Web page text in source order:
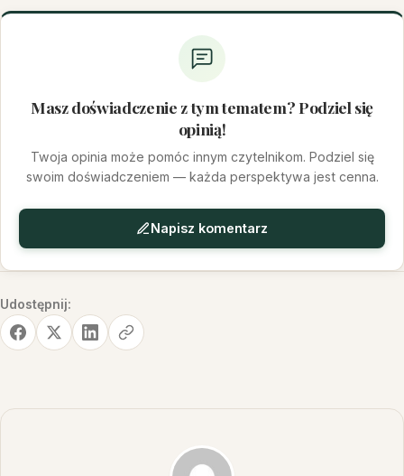
Masz doświadczenie z tym tematem? Podziel się
opinią!
Twoja opinia może pomóc innym czytelnikom. Podziel się
swoim doświadczeniem — każda perspektywa jest cenna.
Napisz komentarz
Udostępnij: